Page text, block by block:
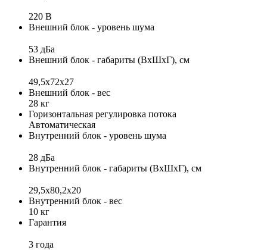
220 В
Внешний блок - уровень шума
53 дБа
Внешний блок - габариты (ВхШхГ), см
49,5х72х27
Внешний блок - вес
28 кг
Горизонтальная регулировка потока
Автоматическая
Внутренний блок - уровень шума
28 дБа
Внутренний блок - габариты (ВхШхГ), см
29,5x80,2x20
Внутренний блок - вес
10 кг
Гарантия
3 года